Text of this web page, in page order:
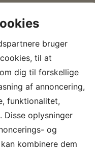
bruger
til at
dig til forskellige
af annoncering,
funktionalitet,
Disse oplysninger
og
kombinere dem